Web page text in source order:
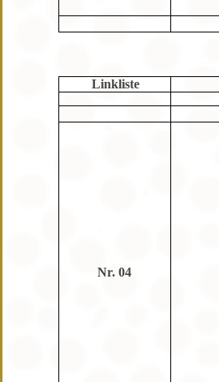
Linkliste
Nr. 04